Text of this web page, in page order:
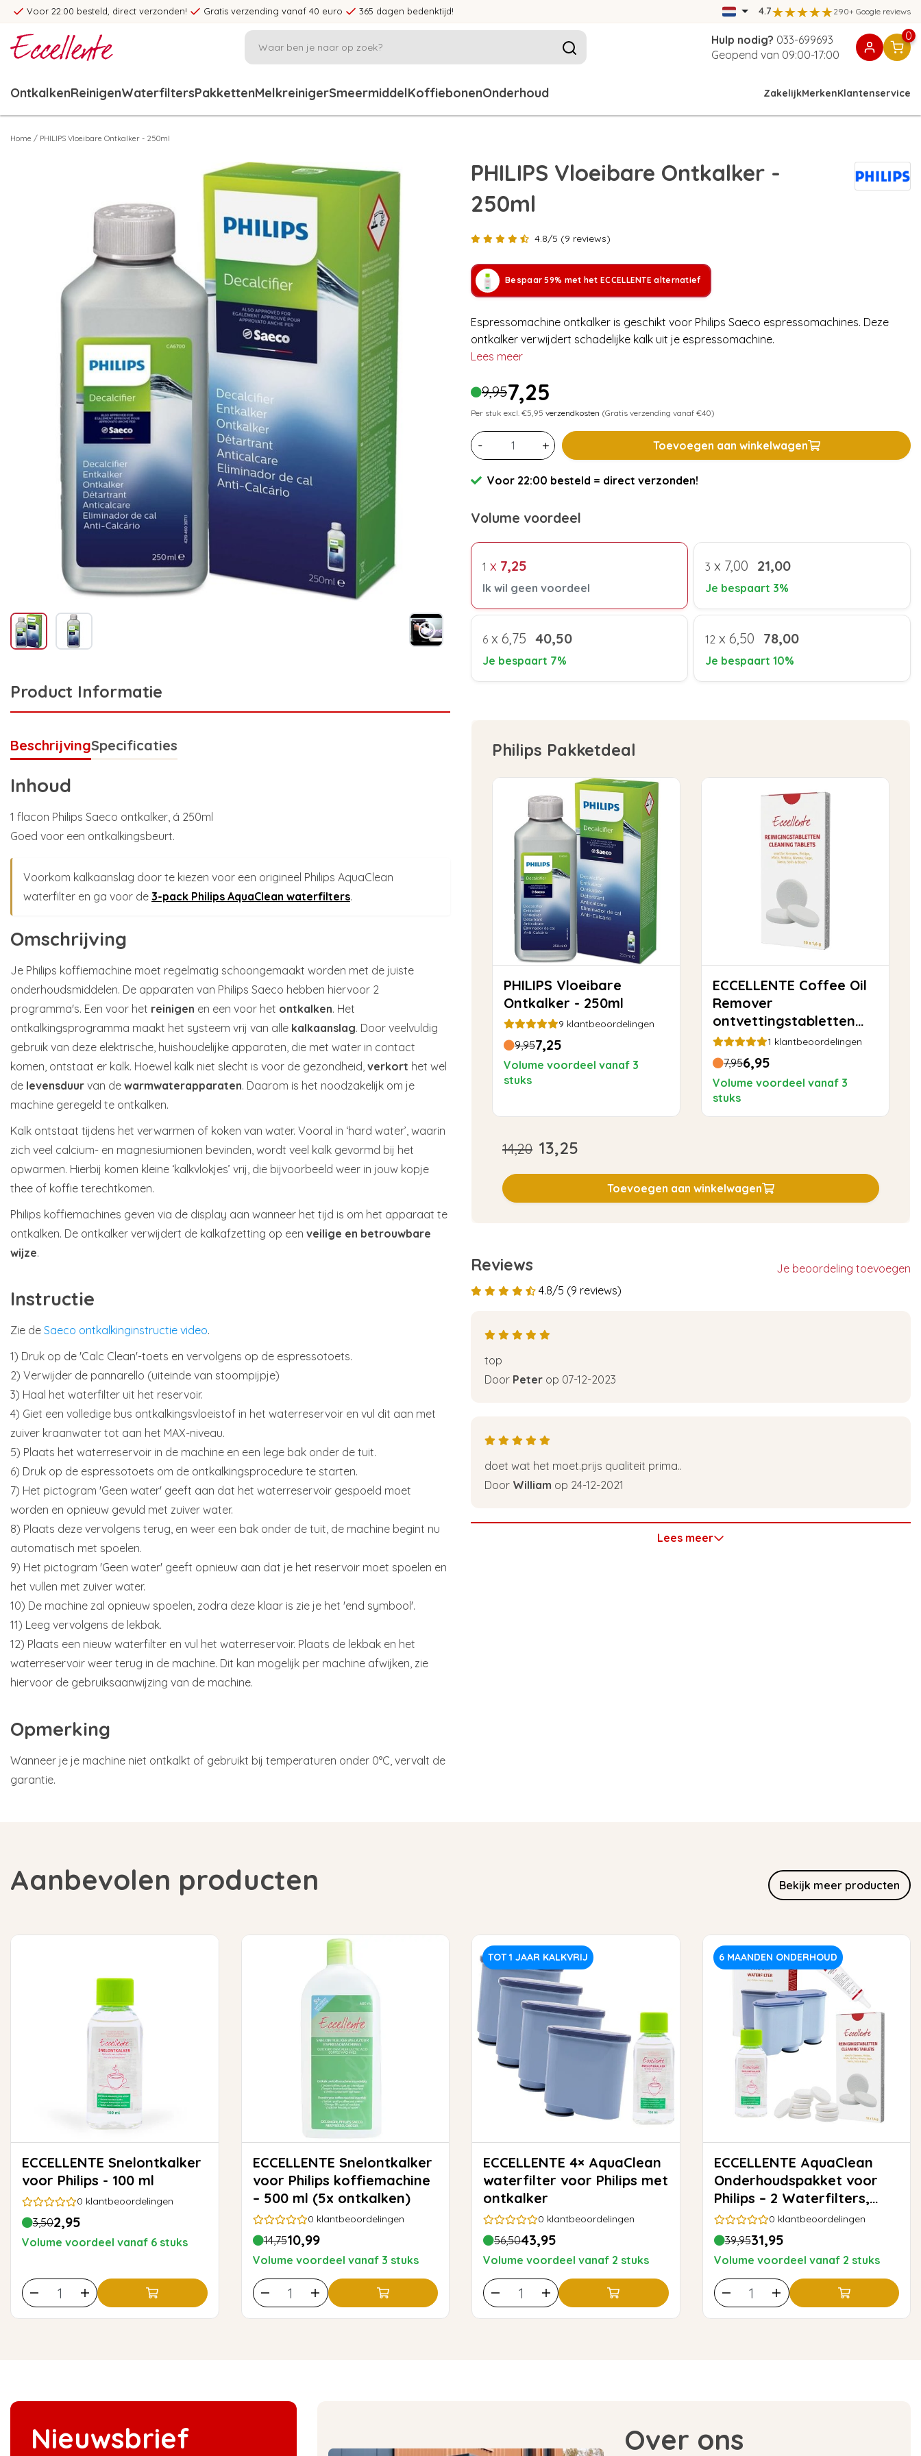
Voor 22:00 besteld, direct verzonden! Gratis verzending vanaf 40 euro 365 dagen bedenktijd! 4.7 290+ Google reviews
Hulp nodig? 033-699693
Geopend van 09:00-17:00
0
OntkalkenReinigenWaterfiltersPakkettenMelkreinigerSmeermiddelKoffiebonenOnderhoud ZakelijkMerkenKlantenservice
Home / PHILIPS Vloeibare Ontkalker - 250ml
Product Informatie
BeschrijvingSpecificaties
Inhoud
1 flacon Philips Saeco ontkalker, á 250ml
Goed voor een ontkalkingsbeurt.
Voorkom kalkaanslag door te kiezen voor een origineel Philips AquaClean
waterfilter en ga voor de 3-pack Philips AquaClean waterfilters.
Omschrijving
Je Philips koffiemachine moet regelmatig schoongemaakt worden met de juiste
onderhoudsmiddelen. De apparaten van Philips Saeco hebben hiervoor 2
programma's. Een voor het reinigen en een voor het ontkalken. Het
ontkalkingsprogramma maakt het systeem vrij van alle kalkaanslag. Door veelvuldig
gebruik van deze elektrische, huishoudelijke apparaten, die met water in contact
komen, ontstaat er kalk. Hoewel kalk niet slecht is voor de gezondheid, verkort het wel
de levensduur van de warmwaterapparaten. Daarom is het noodzakelijk om je
machine geregeld te ontkalken.
Kalk ontstaat tijdens het verwarmen of koken van water. Vooral in ‘hard water’, waarin
zich veel calcium- en magnesiumionen bevinden, wordt veel kalk gevormd bij het
opwarmen. Hierbij komen kleine ‘kalkvlokjes’ vrij, die bijvoorbeeld weer in jouw kopje
thee of koffie terechtkomen.
Philips koffiemachines geven via de display aan wanneer het tijd is om het apparaat te
ontkalken. De ontkalker verwijdert de kalkafzetting op een veilige en betrouwbare
wijze.
Instructie
Zie de Saeco ontkalkinginstructie video.
1) Druk op de 'Calc Clean'-toets en vervolgens op de espressotoets.
2) Verwijder de pannarello (uiteinde van stoompijpje)
3) Haal het waterfilter uit het reservoir.
4) Giet een volledige bus ontkalkingsvloeistof in het waterreservoir en vul dit aan met
zuiver kraanwater tot aan het MAX-niveau.
5) Plaats het waterreservoir in de machine en een lege bak onder de tuit.
6) Druk op de espressotoets om de ontkalkingsprocedure te starten.
7) Het pictogram 'Geen water' geeft aan dat het waterreservoir gespoeld moet
worden en opnieuw gevuld met zuiver water.
8) Plaats deze vervolgens terug, en weer een bak onder de tuit, de machine begint nu
automatisch met spoelen.
9) Het pictogram 'Geen water' geeft opnieuw aan dat je het reservoir moet spoelen en
het vullen met zuiver water.
10) De machine zal opnieuw spoelen, zodra deze klaar is zie je het 'end symbool'.
11) Leeg vervolgens de lekbak.
12) Plaats een nieuw waterfilter en vul het waterreservoir. Plaats de lekbak en het
waterreservoir weer terug in de machine. Dit kan mogelijk per machine afwijken, zie
hiervoor de gebruiksaanwijzing van de machine.
Opmerking
Wanneer je je machine niet ontkalkt of gebruikt bij temperaturen onder 0°C, vervalt de
garantie.
PHILIPS Vloeibare Ontkalker -
250ml
4.8/5 (9 reviews)
Bespaar 59% met het ECCELLENTE alternatief
Espressomachine ontkalker is geschikt voor Philips Saeco espressomachines. Deze
ontkalker verwijdert schadelijke kalk uit je espressomachine.
Lees meer
9,957,25
Per stuk excl. €5,95 verzendkosten (Gratis verzending vanaf €40)
- + Toevoegen aan winkelwagen
Voor 22:00 besteld = direct verzonden!
Volume voordeel
1 x 7,25
Ik wil geen voordeel
3 x 7,00 21,00
Je bespaart 3%
6 x 6,75 40,50
Je bespaart 7%
12 x 6,50 78,00
Je bespaart 10%
Philips Pakketdeal
PHILIPS Vloeibare
Ontkalker - 250ml
9 klantbeoordelingen
9,957,25
Volume voordeel vanaf 3
stuks
ECCELLENTE Coffee Oil
Remover
ontvettingstabletten
voor Philips Saeco - 10
stuks
1 klantbeoordelingen
7,956,95
Volume voordeel vanaf 3
stuks
14,20 13,25
Toevoegen aan winkelwagen
Reviews
Je beoordeling toevoegen
4.8/5 (9 reviews)
top
Door Peter op 07-12-2023
doet wat het moet.prijs qualiteit prima..
Door William op 24-12-2021
Lees meer
Aanbevolen producten Bekijk meer producten
ECCELLENTE Snelontkalker
voor Philips - 100 ml
0 klantbeoordelingen
3,502,95
Volume voordeel vanaf 6 stuks
ECCELLENTE Snelontkalker
voor Philips koffiemachine
– 500 ml (5x ontkalken)
0 klantbeoordelingen
14,7510,99
Volume voordeel vanaf 3 stuks
TOT 1 JAAR KALKVRIJ
ECCELLENTE 4× AquaClean
waterfilter voor Philips met
ontkalker
0 klantbeoordelingen
56,5043,95
Volume voordeel vanaf 2 stuks
6 MAANDEN ONDERHOUD
ECCELLENTE AquaClean
Onderhoudspakket voor
Philips – 2 Waterfilters,
Ontkalker & Reiniging
0 klantbeoordelingen
39,9531,95
Volume voordeel vanaf 2 stuks
Nieuwsbrief Over ons